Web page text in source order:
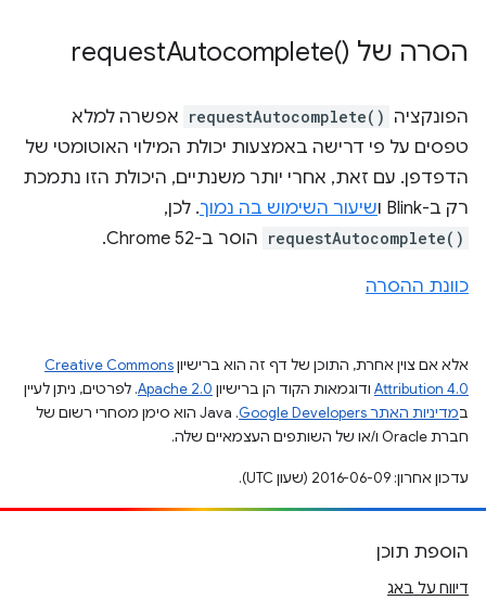
הסרה של requestAutocomplete()‎
הפונקציה requestAutocomplete() אפשרה למלא
טפסים על פי דרישה באמצעות יכולת המילוי האוטומטי של
הדפדפן. עם זאת, אחרי יותר משנתיים, היכולת הזו נתמכת
רק ב-Blink ו
שיעור השימוש בה נמוך. לכן,
requestAutocomplete() הוסר ב-Chrome 52.
כוונת ההסרה
אלא אם צוין אחרת, התוכן של דף זה הוא ברישיוןCreative Commons
Attribution 4.0 ודוגמאות הקוד הן ברישיון Apache 2.0. לפרטים, ניתן לעיין
במדיניות האתר Google Developers‏
.‏ Java הוא סימן מסחרי רשום של
חברת Oracle ו/או של השותפים העצמאיים שלה.
עדכון אחרון: 2016-06-09 (שעון UTC).
הוספת תוכן
דיווח על באג